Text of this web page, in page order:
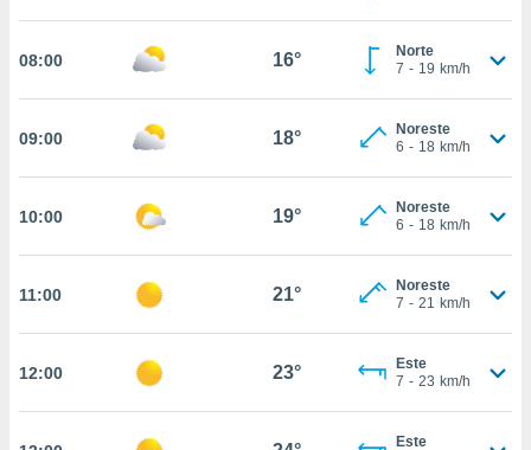
coste.
botón
a la
todas
nos
y análisis
como
y
en
08:00 16°
Norte
7 - 19 km/h
09:00 18°
Noreste
6 - 18 km/h
10:00 19°
Noreste
6 - 18 km/h
11:00 21°
Noreste
7 - 21 km/h
12:00 23°
Este
7 - 23 km/h
Este